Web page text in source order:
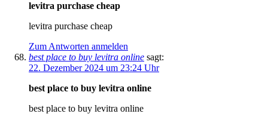
levitra purchase cheap
levitra purchase cheap
Zum Antworten anmelden
best place to buy levitra online sagt:
22. Dezember 2024 um 23:24 Uhr
best place to buy levitra online
best place to buy levitra online